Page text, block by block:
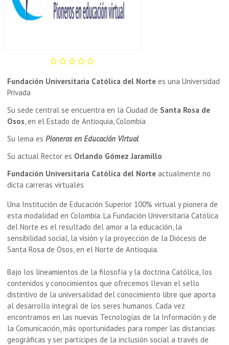
Fundación Universitaria Católica del Norte es una Universidad
Privada
Su sede central se encuentra en la Ciudad de Santa Rosa de
Osos, en el Estado de Antioquia, Colombia
Su lema es Pioneros en Educación Virtual
Su actual Rector es Orlando Gómez Jaramillo
Fundación Universitaria Católica del Norte actualmente no
dicta carreras virtuales
Una Institución de Educación Superior 100% virtual y pionera de
esta modalidad en Colombia. La Fundación Universitaria Católica
del Norte es el resultado del amor a la educación, la
sensibilidad social, la visión y la proyección de la Diócesis de
Santa Rosa de Osos, en el Norte de Antioquia.
Bajo los lineamientos de la filosofía y la doctrina Católica, los
contenidos y conocimientos que ofrecemos llevan el sello
distintivo de la universalidad del conocimiento libre que aporta
al desarrollo integral de los seres humanos. Cada vez
encontramos en las nuevas Tecnologías de la Información y de
la Comunicación, más oportunidades para romper las distancias
geográficas y ser partícipes de la inclusión social a través de